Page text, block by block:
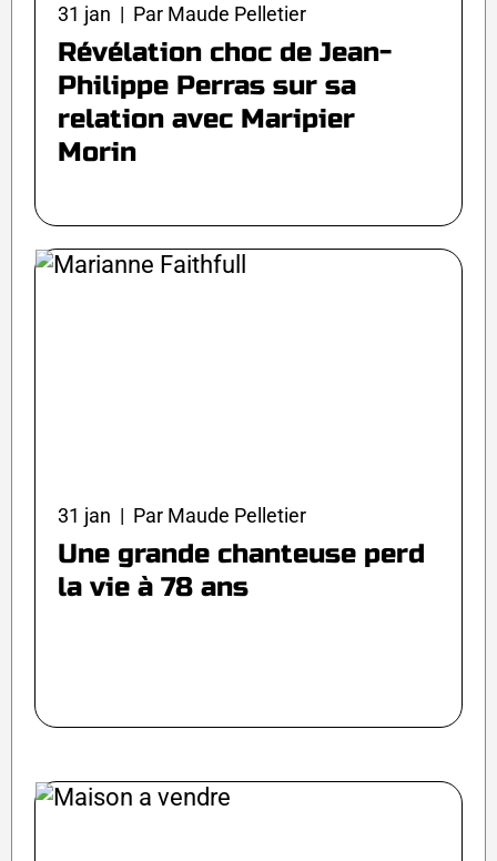
31 jan | Par Maude Pelletier
Révélation choc de Jean-
Philippe Perras sur sa
relation avec Maripier
Morin
31 jan | Par Maude Pelletier
Une grande chanteuse perd
la vie à 78 ans